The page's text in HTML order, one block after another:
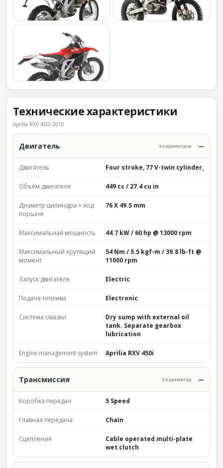
Технические характеристики
Aprilia RXV 450i 2010
Двигатель 9 параметров
Двигатель Four stroke, 77 V-twin cylinder,
Объём двигателя 449 cc / 27.4 cu in
Диаметр цилиндра × ход
поршня
76 X 49.5 mm
Максимальная мощность 44.7 kW / 60 hp @ 13000 rpm
Максимальный крутящий
момент
54 Nm / 5.5 kgf-m / 39.8 lb-ft @
11000 rpm
Запуск двигателя Electric
Подача топлива Electronic
Система смазки
Dry sump with external oil
tank. Separate gearbox
lubrication
Engine management system Aprilia RXV 450i
Трансмиссия 3 параметра
Коробка передач 5 Speed
Главная передача Chain
Сцепление
Cable operated multi-plate
wet clutch